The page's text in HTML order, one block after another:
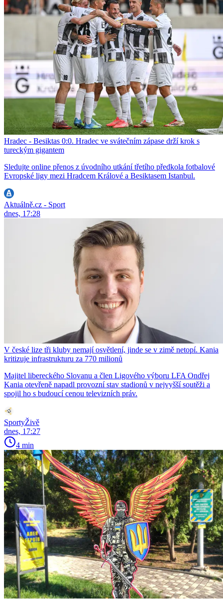
Hradec - Besiktas 0:0. Hradec ve svátečním zápase drží krok s
tureckým gigantem
Sledujte online přenos z úvodního utkání třetího předkola fotbalové
Evropské ligy mezi Hradcem Králové a Besiktasem Istanbul.
Aktuálně.cz - Sport
dnes, 17:28
V české lize tři kluby nemají osvětlení, jinde se v zimě netopí. Kania
kritizuje infrastrukturu za 770 milionů
Majitel libereckého Slovanu a člen Ligového výboru LFA Ondřej
Kania otevřeně napadl provozní stav stadionů v nejvyšší soutěži a
spojil ho s budoucí cenou televizních práv.
SportyŽivě
dnes, 17:27
4 min